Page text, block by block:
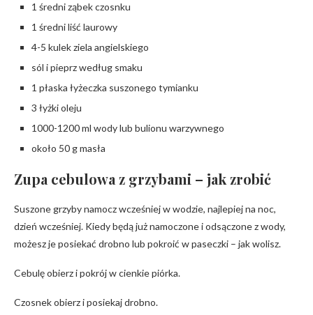
1 średni ząbek czosnku
1 średni liść laurowy
4-5 kulek ziela angielskiego
sól i pieprz według smaku
1 płaska łyżeczka suszonego tymianku
3 łyżki oleju
1000-1200 ml wody lub bulionu warzywnego
około 50 g masła
Zupa cebulowa z grzybami – jak zrobić
Suszone grzyby namocz wcześniej w wodzie, najlepiej na noc,
dzień wcześniej. Kiedy będą już namoczone i odsączone z wody,
możesz je posiekać drobno lub pokroić w paseczki – jak wolisz.
Cebulę obierz i pokrój w cienkie piórka.
Czosnek obierz i posiekaj drobno.